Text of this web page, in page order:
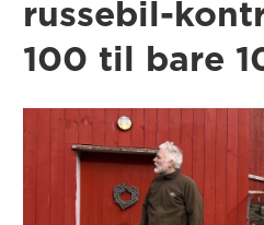
russebil-
100 til bare